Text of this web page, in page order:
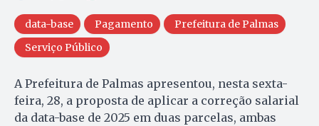
data-base Pagamento
Prefeitura de Palmas
Serviço Público
A Prefeitura de Palmas apresentou, nesta sexta-
feira, 28, a proposta de aplicar a correção salarial
da data-base de 2025 em duas parcelas, ambas